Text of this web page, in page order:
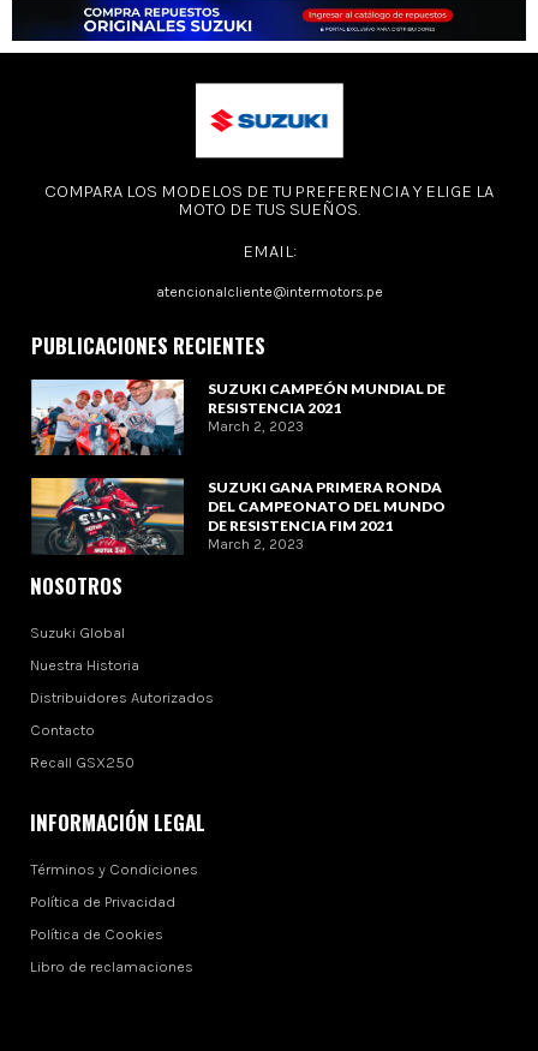
COMPARA LOS MODELOS DE TU PREFERENCIA Y ELIGE LA
MOTO DE TUS SUEÑOS.
EMAIL:
atencionalcliente@intermotors.pe
PUBLICACIONES RECIENTES
SUZUKI CAMPEÓN MUNDIAL DE
RESISTENCIA 2021
March 2, 2023
SUZUKI GANA PRIMERA RONDA
DEL CAMPEONATO DEL MUNDO
DE RESISTENCIA FIM 2021
March 2, 2023
NOSOTROS
Suzuki Global
Nuestra Historia
Distribuidores Autorizados
Contacto
Recall GSX250
INFORMACIÓN LEGAL
Términos y Condiciones
Política de Privacidad
Política de Cookies
Libro de reclamaciones